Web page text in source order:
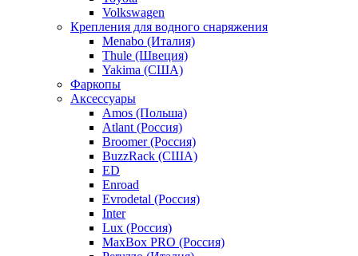
Volkswagen
Крепления для водного снаряжения
Menabo (Италия)
Thule (Швеция)
Yakima (США)
Фаркопы
Аксессуары
Amos (Польша)
Atlant (Россия)
Broomer (Россия)
BuzzRack (США)
ED
Enroad
Evrodetal (Россия)
Inter
Lux (Россия)
MaxBox PRO (Россия)